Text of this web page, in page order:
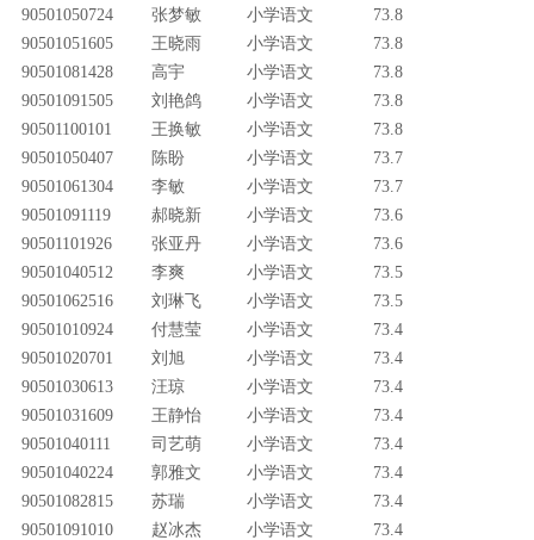
90501050724
张梦敏 小学语文
73.8
90501051605
王晓雨 小学语文
73.8
90501081428
高宇 小学语文
73.8
90501091505
刘艳鸽 小学语文
73.8
90501100101
王换敏 小学语文
73.8
90501050407
陈盼 小学语文
73.7
90501061304
李敏 小学语文
73.7
90501091119
郝晓新 小学语文
73.6
90501101926
张亚丹 小学语文
73.6
90501040512
李爽 小学语文
73.5
90501062516
刘琳飞 小学语文
73.5
90501010924
付慧莹 小学语文
73.4
90501020701
刘旭 小学语文
73.4
90501030613
汪琼 小学语文
73.4
90501031609
王静怡 小学语文
73.4
90501040111
司艺萌 小学语文
73.4
90501040224
郭雅文 小学语文
73.4
90501082815
苏瑞 小学语文
73.4
90501091010
赵冰杰 小学语文
73.4